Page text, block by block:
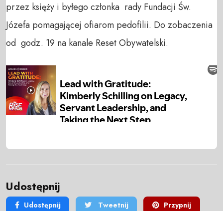
przez księży i byłego członka rady Fundacji Św.
Józefa pomagającej ofiarom pedofilii. Do zobaczenia
od godz. 19 na kanale Reset Obywatelski.
Udostępnij
Udostępnij Tweetnij Przypnij